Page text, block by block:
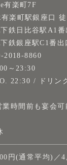
有楽町7F
有楽町駅銀座口
鉄日比谷駅A1
鉄銀座駅C1番出
2018-8860
～23:30
22:30 / ドリン
時間前も宴会
円(通常平均)／